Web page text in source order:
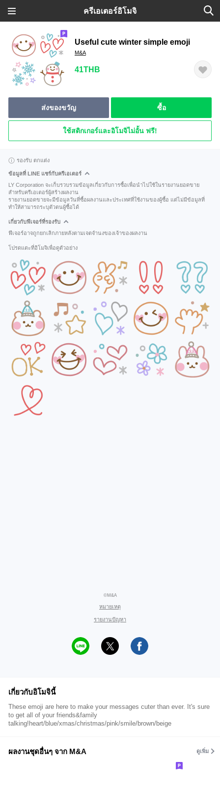
ครีเอเตอร์อิโมจิ
Useful cute winter simple emoji
M&A
41THB
ส่งของขวัญ ซื้อ
ใช้สติกเกอร์และอิโมจิไม่อั้น ฟรี!
รองรับ ตกแต่ง
ข้อมูลที่ LINE แชร์กับครีเอเตอร์
LY Corporation จะเก็บรวบรวมข้อมูลเกี่ยวกับการซื้อเพื่อนำไปใช้ในรายงานยอดขาย
สำหรับครีเอเตอร์ผู้สร้างผลงาน
รายงานยอดขายจะมีข้อมูลวันที่ซื้อผลงานและประเทศที่ใช้งานของผู้ซื้อ แต่ไม่มีข้อมูลที่
ทำให้สามารถระบุตัวตนผู้ซื้อได้
เกี่ยวกับฟีเจอร์ที่รองรับ
ฟีเจอร์อาจถูกยกเลิกภายหลังตามเจตจำนงของเจ้าของผลงาน
โปรดแตะที่อิโมจิเพื่อดูตัวอย่าง
©M&A
หมายเหตุ
รายงานปัญหา
เกี่ยวกับอิโมจินี้
These emoji are here to make your messages cuter than ever. It's sure
to get all of your friends&family
talking!heart/blue/xmas/christmas/pink/smile/brown/beige
ผลงานชุดอื่นๆ จาก M&A ดูเพิ่ม